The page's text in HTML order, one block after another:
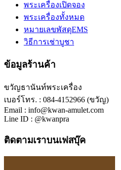
พระเครื่องเปิดจอง
พระเครื่องทั้งหมด
หมายเลขพัสดุEMS
วิธีการเช่าบูชา
ข้อมูลร้านค้า
ขวัญธานันท์พระเครื่อง
เบอร์โทร. : 084-4152966 (ขวัญ)
Email : info@kwan-amulet.com
Line ID : @kwanpra
ติดตามเราบนเฟสบุ๊ค